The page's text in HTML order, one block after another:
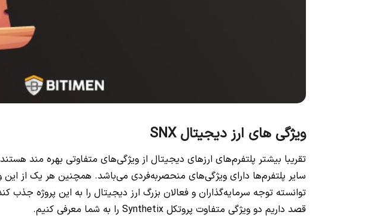
ویژگی های ارز دیجیتال SNX
تقریبا بیشتر پلتفرم‌های ارزهای دیجیتال از ویژگی‌های متفاوتی بهره مند
توانسته توجه سرمایه‌گذاران و فعالان بزرگ ارز دیجیتال را به این پروژه
قصد داریم دو ویژگی متفاوت پروتکل Synthetix را به شما معرفی کنیم.